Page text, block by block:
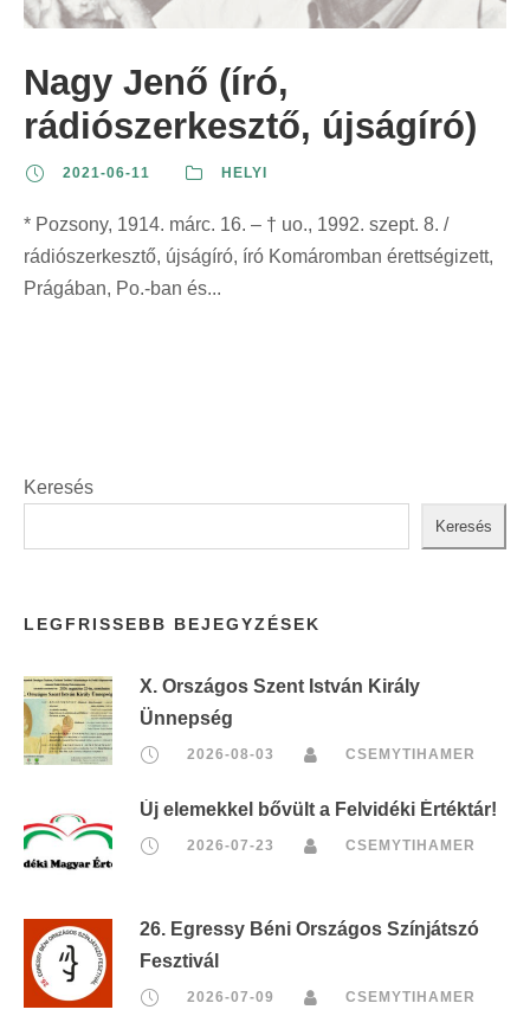
tr
n
t
r
i
n
Nagy Jenő (író,
rádiószerkesztő, újságíró)
2021-06-11 HELYI
* Pozsony, 1914. márc. 16. – † uo., 1992. szept. 8. /
rádiószerkesztő, újságíró, író Komáromban érettségizett,
Prágában, Po.-ban és...
Keresés
Keresés
LEGFRISSEBB BEJEGYZÉSEK
X. Országos Szent István Király
Ünnepség
2026-08-03 CSEMYTIHAMER
Új elemekkel bővült a Felvidéki Értéktár!
2026-07-23 CSEMYTIHAMER
26. Egressy Béni Országos Színjátszó
Fesztivál
2026-07-09 CSEMYTIHAMER